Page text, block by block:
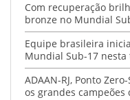
Com recuperação
bronze no Mundial
Equipe brasileira
Mundial Sub-17
ADAAN-RJ, Ponto
os grandes